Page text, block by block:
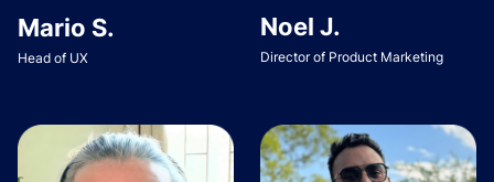
Mario S.
Head of UX
Noel J.
Director of Product Marketing